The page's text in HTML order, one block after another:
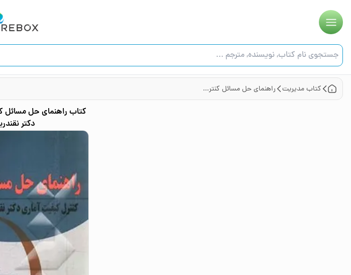
کتابمدیریت راهنمای حل مسائل کنترل کیفیت آماری دکتر نقندریان
کتاب راهنمای حل مسائل
دکتر